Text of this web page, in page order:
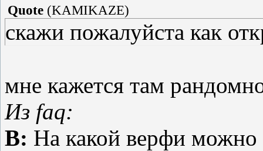
Quote (KAMIKAZE)
скажи пожалуйста как
мне кажется там
Из faq:
В: На какой верфи можно